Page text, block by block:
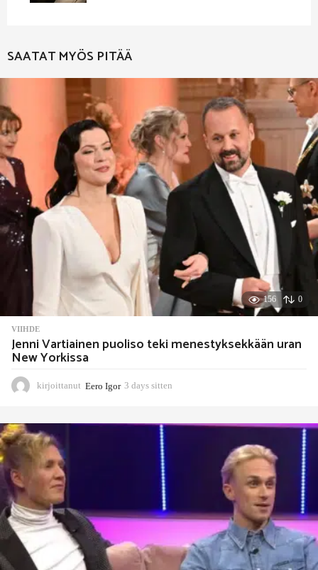
SAATAT MYÖS PITÄÄ
156 0
VIIHDE
Jenni Vartiainen puoliso teki menestyksekkään uran
New Yorkissa
kirjoittanut Eero Igor 3 days sitten
y
e
n